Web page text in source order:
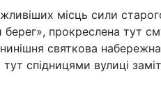
місць сили
берег», прокреслена тут
святкова
спідницями вулиці